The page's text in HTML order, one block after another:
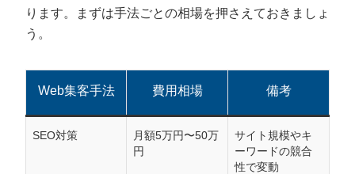
ります。まずは手法ごとの相場を押さえておきましょ
う。
Web集客手法 費用相場 備考
SEO対策
月額5万円〜50万
円
サイト規模やキ
ーワードの競合
性で変動